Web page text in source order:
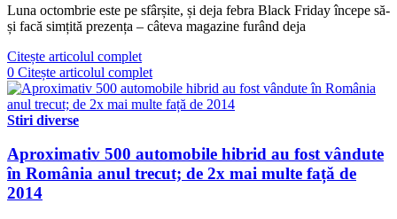
Luna octombrie este pe sfârșite, și deja febra Black Friday începe să-
și facă simțită prezența – câteva magazine furând deja
Citește articolul complet
0 Citește articolul complet
Stiri diverse
Aproximativ 500 automobile hibrid au fost vândute
în România anul trecut; de 2x mai multe față de
2014